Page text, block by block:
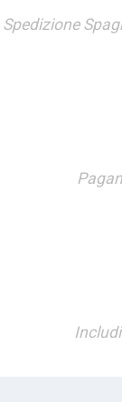
Spedizione